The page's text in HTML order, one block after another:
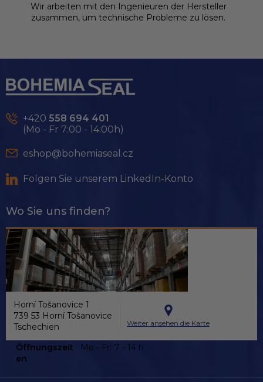
Wir arbeiten mit den Ingenieuren der Hersteller
zusammen, um technische Probleme zu lösen.
u
ß
e
e
+420 558 694 401
(Mo - Fr 7:00 - 14:00h)
eshop@bohemiaseal.cz
Folgen Sie unserem LinkedIn-Konto
Wo Sie uns finden?
Horní Tošanovice 1
739 53 Horní Tošanovice
Tschechien
Weiter ansehen die Karte
Öffnungszeit
en
Mo - Fr: 7 - 14 h